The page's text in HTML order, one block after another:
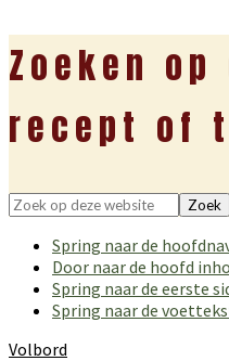
Zoeken
recept of
Zoek
deze
website
Spring naar de
Door naar de hoofd
Spring naar de eerste
Spring naar de
Volbord